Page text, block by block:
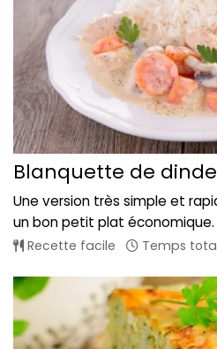
Blanquette de
Une version très simple et
un bon petit plat économique.
Recette facile Temps